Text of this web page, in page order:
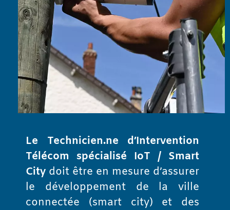
Le Technicien.ne d’Intervention
Télécom spécialisé IoT / Smart
City doit être en mesure d’assurer
le développement de la ville
connectée (smart city) et des